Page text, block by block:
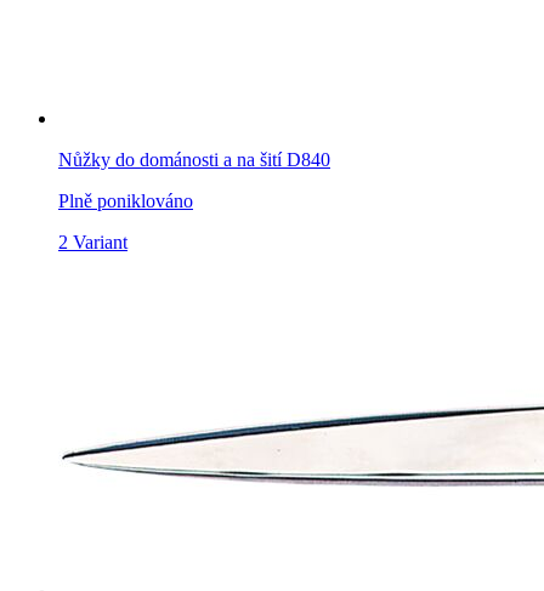
Nůžky do dománosti a na šití D840
Plně poniklováno
2 Variant